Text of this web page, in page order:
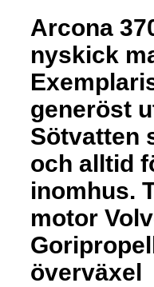
Arcona
nyskick
generöst
Sötvatten
och alltid
inomhus.
motor
överväxel